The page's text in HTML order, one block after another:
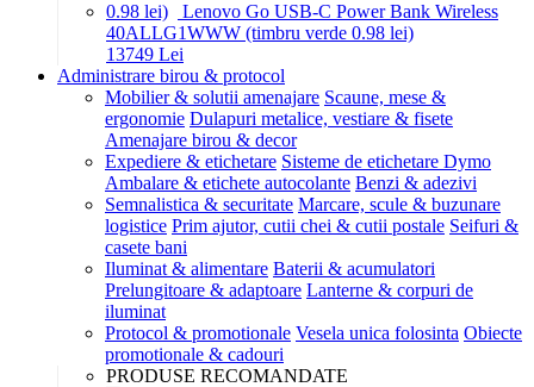
Lenovo Go USB-C Power Bank Wireless
40ALLG1WWW (timbru verde 0.98 lei)
13749 Lei
Administrare birou & protocol
Mobilier & solutii amenajare Scaune, mese &
ergonomie Dulapuri metalice, vestiare & fisete
Amenajare birou & decor
Expediere & etichetare Sisteme de etichetare Dymo
Ambalare & etichete autocolante Benzi & adezivi
Semnalistica & securitate Marcare, scule & buzunare
logistice Prim ajutor, cutii chei & cutii postale Seifuri &
casete bani
Iluminat & alimentare Baterii & acumulatori
Prelungitoare & adaptoare Lanterne & corpuri de
iluminat
Protocol & promotionale Vesela unica folosinta Obiecte
promotionale & cadouri
PRODUSE RECOMANDATE